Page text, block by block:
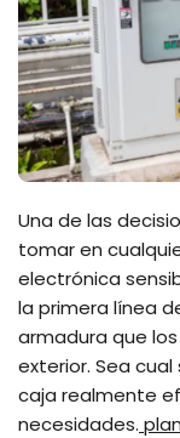
Una de las
tomar en
electrónica
la primera línea
armadura que
exterior. Sea
caja realmente
necesidades.